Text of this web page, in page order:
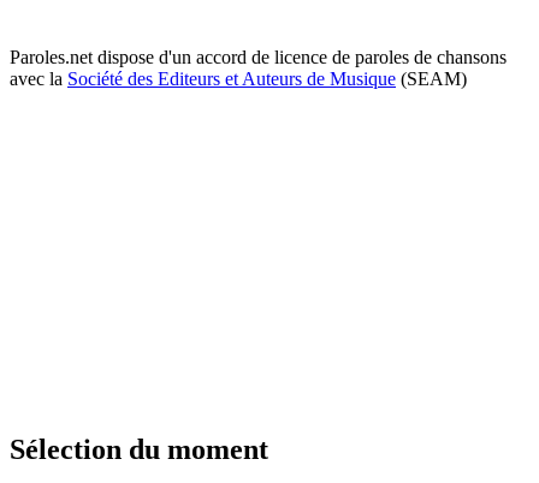
Paroles.net dispose d'un accord de licence de paroles de chansons
avec la Société des Editeurs et Auteurs de Musique (SEAM)
Sélection du moment